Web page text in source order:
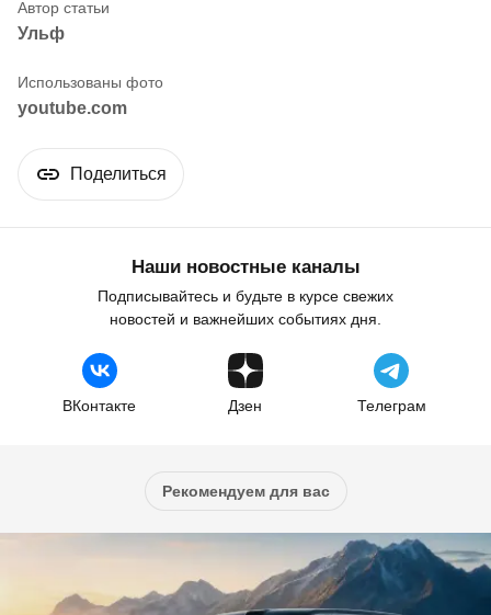
Ульф
youtube.com
Поделиться
Наши новостные каналы
Подписывайтесь и будьте в курсе свежих
новостей и важнейших событиях дня.
ВКонтакте Дзен Телеграм
Рекомендуем для вас